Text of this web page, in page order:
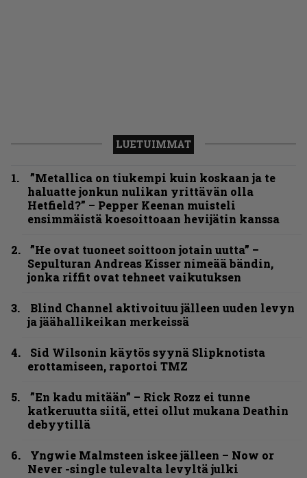
LUETUIMMAT
”Metallica on tiukempi kuin koskaan ja te
haluatte jonkun nulikan yrittävän olla
Hetfield?” – Pepper Keenan muisteli
ensimmäistä koesoittoaan hevijätin kanssa
”He ovat tuoneet soittoon jotain uutta” –
Sepulturan Andreas Kisser nimeää bändin,
jonka riffit ovat tehneet vaikutuksen
Blind Channel aktivoituu jälleen uuden levyn
ja jäähallikeikan merkeissä
Sid Wilsonin käytös syynä Slipknotista
erottamiseen, raportoi TMZ
”En kadu mitään” – Rick Rozz ei tunne
katkeruutta siitä, ettei ollut mukana Deathin
debyytillä
Yngwie Malmsteen iskee jälleen – Now or
Never -single tulevalta levyltä julki